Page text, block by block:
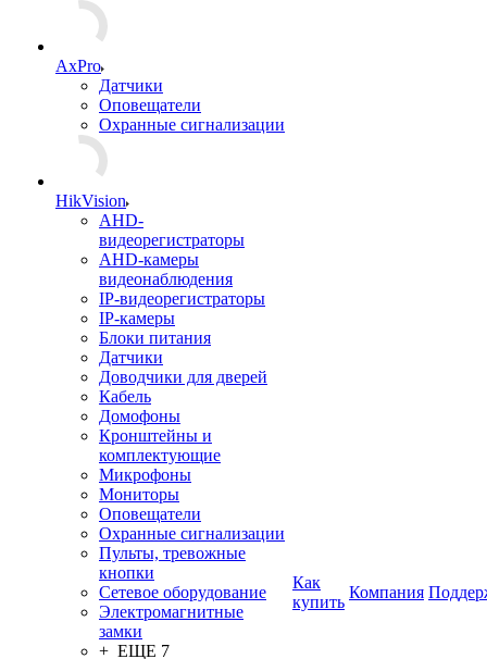
AxPro
Датчики
Оповещатели
Охранные сигнализации
HikVision
AHD-
видеорегистраторы
AHD-камеры
видеонаблюдения
IP-видеорегистраторы
IP-камеры
Блоки питания
Датчики
Доводчики для дверей
Кабель
Домофоны
Кронштейны и
комплектующие
Микрофоны
Мониторы
Оповещатели
Охранные сигнализации
Пульты, тревожные
кнопки
Сетевое оборудование
Электромагнитные
замки
+ ЕЩЕ 7
Как
купить
Компания